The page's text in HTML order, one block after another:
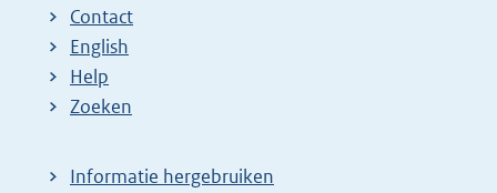
Contact
English
Help
Zoeken
Informatie hergebruiken